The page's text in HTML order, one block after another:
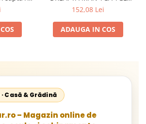
MAN
TGM TGX
152,08 Lei
ADAUGA IN COS
Casă & Grădină
– Magazin online de